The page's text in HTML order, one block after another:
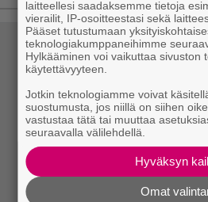
laitteellesi saadaksemme tietoja
vierailit, IP-osoitteestasi sekä
Pääset tutustumaan
teknologiakumppaneihimme
Hylkääminen voi vaikuttaa sivuston
käytettävyyteen.
Jotkin teknologiamme voivat
suostumusta, jos niillä on siihen
vastustaa tätä tai muuttaa
seuraavalla välilehdellä.
Hyväksyn
Omat